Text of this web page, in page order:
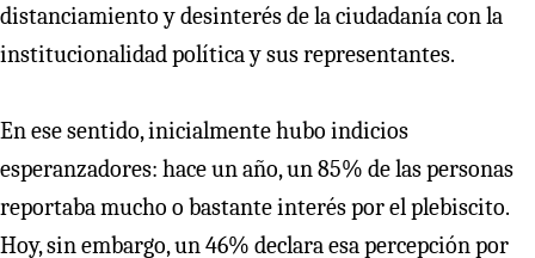
distanciamiento y desinterés de la ciudadanía con la
institucionalidad política y sus representantes.
En ese sentido, inicialmente hubo indicios
esperanzadores: hace un año, un 85% de las personas
reportaba mucho o bastante interés por el plebiscito.
Hoy, sin embargo, un 46% declara esa percepción por